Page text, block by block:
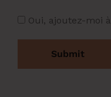
Oui, ajoutez-moi